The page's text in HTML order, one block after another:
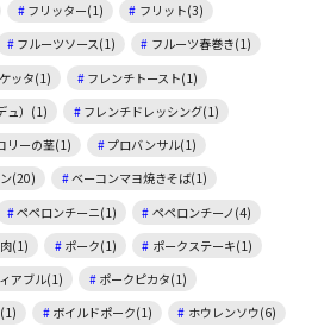
フリッター(1)
フリット(3)
フルーツソース(1)
フルーツ春巻き(1)
ッタ(1)
フレンチトースト(1)
ュ）(1)
フレンチドレッシング(1)
リーの茎(1)
プロバンサル(1)
(20)
ベーコンマヨ焼きそば(1)
ペペロンチーニ(1)
ペペロンチーノ(4)
(1) ポーク(1)
ポークステーキ(1)
アブル(1)
ポークピカタ(1)
ボイルドポーク(1)
ホウレンソウ(6)